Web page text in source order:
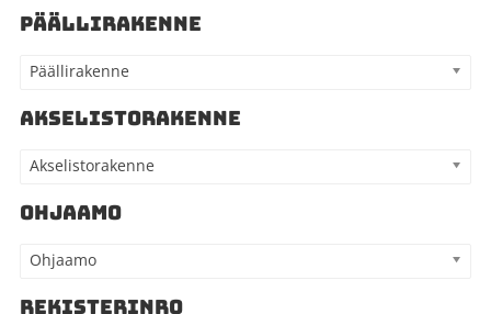
PÄÄLLIRAKENNE
Päällirakenne
AKSELISTORAKENNE
Akselistorakenne
OHJAAMO
Ohjaamo
REKISTERINRO